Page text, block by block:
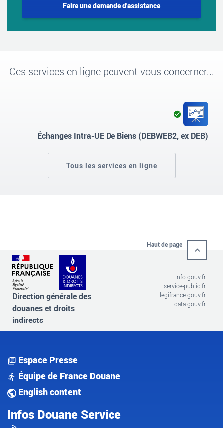
Faire une demande d'assistance
Ces services en ligne peuvent vous concerner...
Service
opérationnel
Échanges Intra-UE De Biens (DEBWEB2, ex DEB)
Tous les services en ligne
Haut de page
Direction générale des
douanes et droits
indirects
info.gouv.fr
service-public.fr
legifrance.gouv.fr
data.gouv.fr
Espace Presse
Équipe de France Douane
English content
Infos Douane Service